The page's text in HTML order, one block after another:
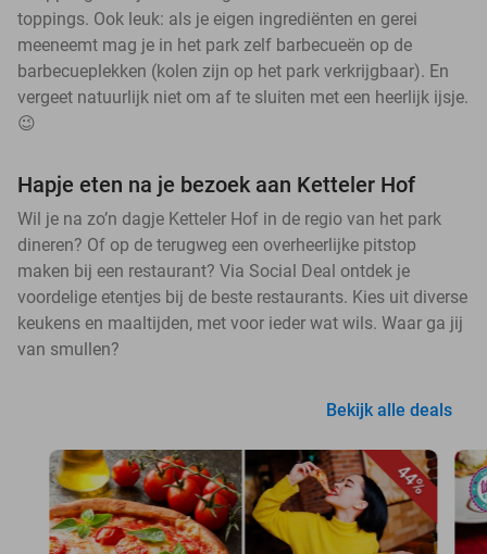
toppings. Ook leuk: als je eigen ingrediënten en gerei
meeneemt mag je in het park zelf barbecueën op de
barbecueplekken (kolen zijn op het park verkrijgbaar). En
vergeet natuurlijk niet om af te sluiten met een heerlijk ijsje.
😉
Hapje eten na je bezoek aan Ketteler Hof
Wil je na zo’n dagje Ketteler Hof in de regio van het park
dineren? Of op de terugweg een overheerlijke pitstop
maken bij een restaurant? Via Social Deal ontdek je
voordelige etentjes bij de beste restaurants. Kies uit diverse
keukens en maaltijden, met voor ieder wat wils. Waar ga jij
van smullen?
Bekijk alle deals
44%